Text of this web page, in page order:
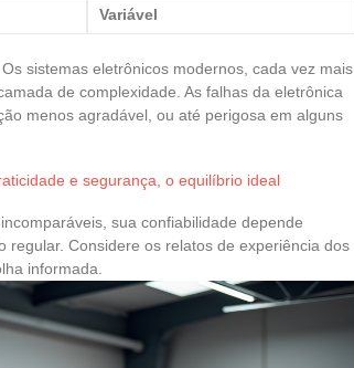
Variável
sistemas eletrônicos modernos, cada vez mais
de complexidade. As falhas da eletrônica
menos agradável, ou até perigosa em alguns
e segurança, o equilíbrio ideal
sua confiabilidade depende
Considere os relatos de experiência dos
informada.